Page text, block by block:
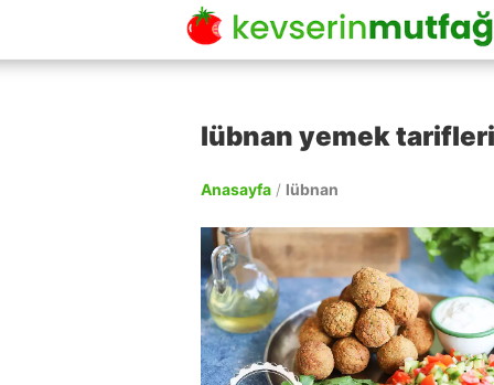
lübnan yemek tarifleri
Anasayfa / lübnan